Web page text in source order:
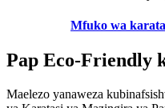
Mfuko wa
Pap Eco-Friendly
Maelezo yanaweza